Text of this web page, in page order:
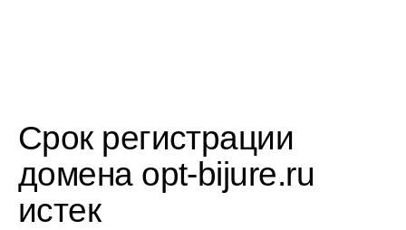
Срок регистрации
домена opt-bijure.ru
истек